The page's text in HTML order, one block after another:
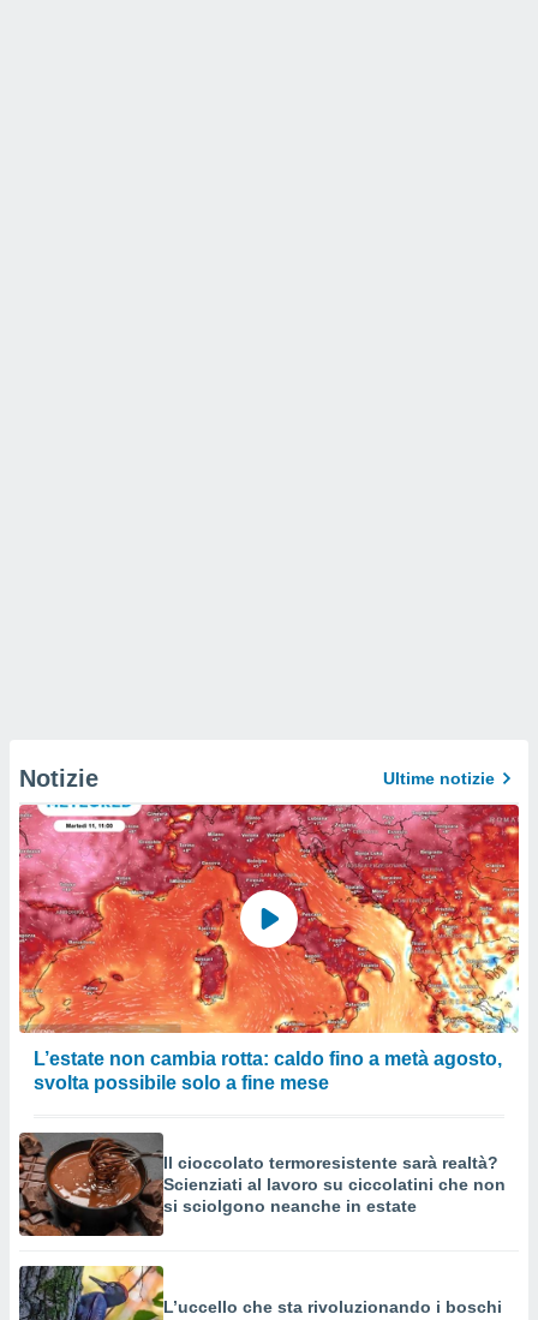
Notizie Ultime notizie
L’estate non cambia rotta: caldo fino a metà agosto,
svolta possibile solo a fine mese
Il cioccolato termoresistente sarà realtà?
Scienziati al lavoro su ciccolatini che non
si sciolgono neanche in estate
L’uccello che sta rivoluzionando i boschi